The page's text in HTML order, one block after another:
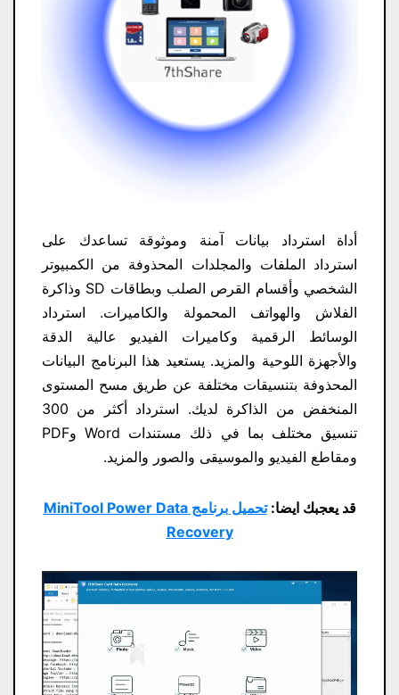
أداة استرداد بيانات آمنة وموثوقة تساعدك على
استرداد الملفات والمجلدات المحذوفة من الكمبيوتر
الشخصي وأقسام القرص الصلب وبطاقات SD وذاكرة
الفلاش والهواتف المحمولة والكاميرات. استرداد
الوسائط الرقمية وكاميرات الفيديو عالية الدقة
والأجهزة اللوحية والمزيد. يستعيد هذا البرنامج البيانات
المحذوفة بتنسيقات مختلفة عن طريق مسح المستوى
المنخفض من الذاكرة لديك. استرداد أكثر من 300
تنسيق مختلف بما في ذلك مستندات Word وPDF
ومقاطع الفيديو والموسيقى والصور والمزيد.
قد يعجبك ايضا:
تحميل برنامج MiniTool Power Data
Recovery